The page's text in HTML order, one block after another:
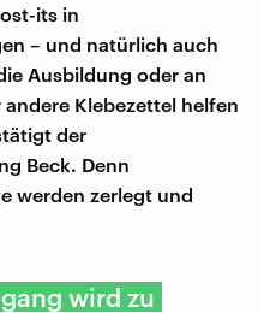
its in
– und natürlich auch
Ausbildung oder an
Klebezettel helfen
der
Beck. Denn
werden zerlegt und
wird zu